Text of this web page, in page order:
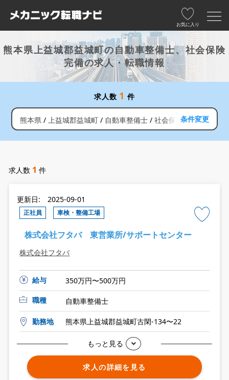
お気に入り
熊本県上益城郡益城町の自動車整備士、社会保険
完備の求人・転職情報
求人数 1 件
熊本県 上益城郡益城町 自動車整備士 社会保険完備
条件変更
求人数 1 件
更新日: 2025-09-01
正社員 車検・整備工場
株式会社フタバ 東営業所/サポートセンター
株式会社フタバ
給与
350万円〜500万円
職種
自動車整備士
勤務地 熊本県上益城郡益城町古閑-134〜22
もっと見る
求人の詳細を見る